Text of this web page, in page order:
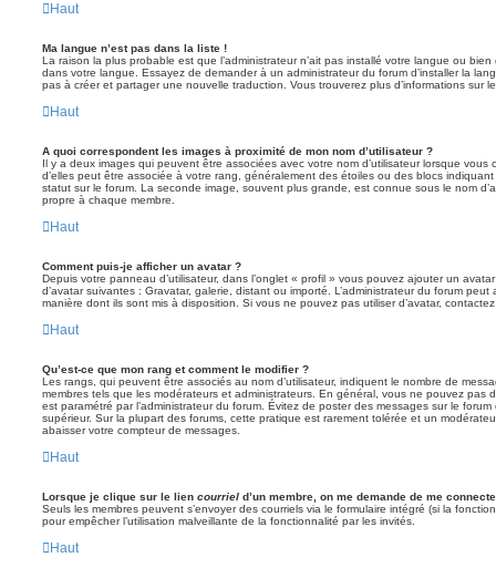
Haut
Ma langue n’est pas dans la liste !
La raison la plus probable est que l’administrateur n’ait pas installé votre langue ou
dans votre langue. Essayez de demander à un administrateur du forum d’installer la
pas à créer et partager une nouvelle traduction. Vous trouverez plus d’informations sur
Haut
A quoi correspondent les images à proximité de mon nom d’utilisateur ?
Il y a deux images qui peuvent être associées avec votre nom d’utilisateur lorsque vous
d’elles peut être associée à votre rang, généralement des étoiles ou des blocs
statut sur le forum. La seconde image, souvent plus grande, est connue sous le nom
propre à chaque membre.
Haut
Comment puis-je afficher un avatar ?
Depuis votre panneau d’utilisateur, dans l’onglet « profil » vous pouvez ajouter un
d’avatar suivantes : Gravatar, galerie, distant ou importé. L’administrateur du forum
manière dont ils sont mis à disposition. Si vous ne pouvez pas utiliser d’avatar,
Haut
Qu’est-ce que mon rang et comment le modifier ?
Les rangs, qui peuvent être associés au nom d’utilisateur, indiquent le nombre de
membres tels que les modérateurs et administrateurs. En général, vous ne pouvez pas
est paramétré par l’administrateur du forum. Évitez de poster des messages sur le
supérieur. Sur la plupart des forums, cette pratique est rarement tolérée et un
abaisser votre compteur de messages.
Haut
Lorsque je clique sur le lien courriel d’un membre, on me demande de me
Seuls les membres peuvent s’envoyer des courriels via le formulaire intégré (si la
pour empêcher l’utilisation malveillante de la fonctionnalité par les invités.
Haut